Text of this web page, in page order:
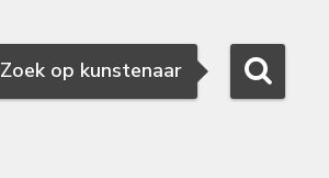
Zoeken
Zoek op kunstenaar